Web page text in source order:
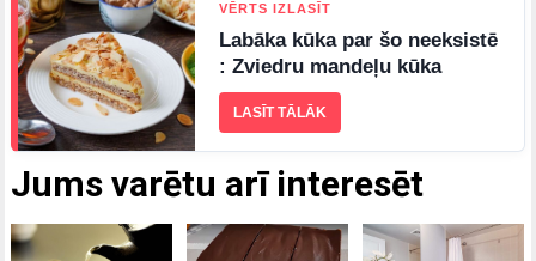
Jums varētu arī interesēt
VĒRTS IZLASĪT
Labāka kūka par šo neeksistē
: Zviedru mandeļu kūka
LASĪT TĀLĀK